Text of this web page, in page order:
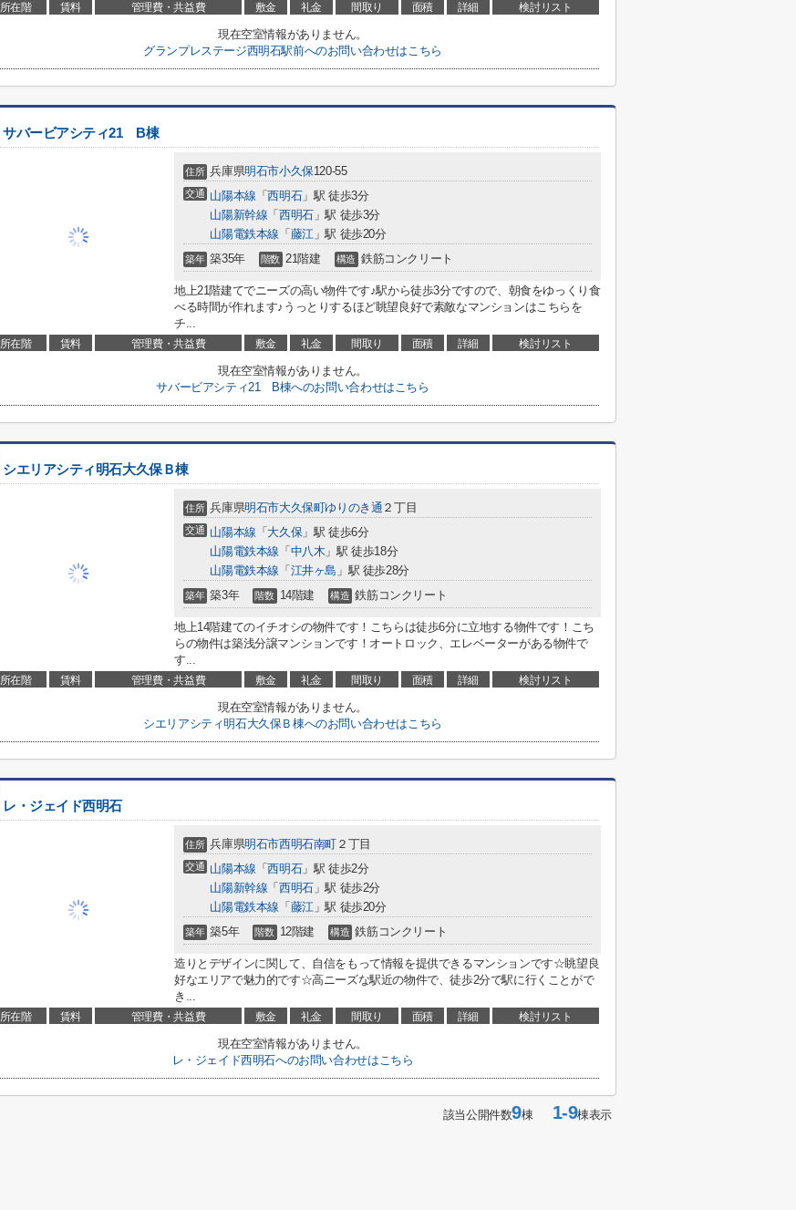
所在階 賃料 管理費・共益費 敷金 礼金 間取り 面積 詳細 検討リスト
現在空室情報がありません。
グランプレステージ西明石駅前へのお問い合わせはこちら
サバービアシティ21 B棟
住所 兵庫県明石市小久保120-55
交通 山陽本線 「西明石」駅 徒歩3分
山陽新幹線 「 西明石」駅 徒歩3分
山陽電鉄本線 「 藤江」駅 徒歩20分
築年 築35年 階数 21階建 構造 鉄筋コンクリート
地上21階建てでニーズの高い物件です♪駅から徒歩3分ですので、朝食をゆっくり食
べる時間が作れます♪うっとりするほど眺望良好で素敵なマンションはこちらを
チ...
所在階 賃料 管理費・共益費 敷金 礼金 間取り 面積 詳細 検討リスト
現在空室情報がありません。
サバービアシティ21 B棟へのお問い合わせはこちら
シエリアシティ明石大久保Ｂ棟
住所 兵庫県明石市大久保町ゆりのき通 ２丁目
交通 山陽本線 「 大久保」駅 徒歩6分
山陽電鉄本線 「 中八木 」駅 徒歩18分
山陽電鉄本線 「 江井ヶ島 」駅 徒歩28分
築年 築3年 階数 14階建 構造 鉄筋コンクリート
地上14階建てのイチオシの物件です！こちらは徒歩6分に立地する物件です！こち
らの物件は築浅分譲マンションです！オートロック、エレベーターがある物件で
す...
所在階 賃料 管理費・共益費 敷金 礼金 間取り 面積 詳細 検討リスト
現在空室情報がありません。
シエリアシティ明石大久保Ｂ棟へのお問い合わせはこちら
レ・ジェイド西明石
住所 兵庫県明石市西明石南町 ２丁目
交通 山陽本線 「西明石」駅 徒歩2分
山陽新幹線 「 西明石」駅 徒歩2分
山陽電鉄本線 「 藤江」駅 徒歩20分
築年 築5年 階数 12階建 構造 鉄筋コンクリート
造りとデザインに関して、自信をもって情報を提供できるマンションです☆眺望良
好なエリアで魅力的です☆高ニーズな駅近の物件で、徒歩2分で駅に行くことがで
き...
所在階 賃料 管理費・共益費 敷金 礼金 間取り 面積 詳細 検討リスト
現在空室情報がありません。
レ・ジェイド西明石へのお問い合わせはこちら
該当公開件数9棟 1-9棟表示